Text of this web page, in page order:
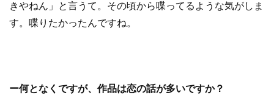
きやねん」と言うて。その頃から喋ってるような気がしま
す。喋りたかったんですね。
ー何となくですが、作品は恋の話が多いですか？